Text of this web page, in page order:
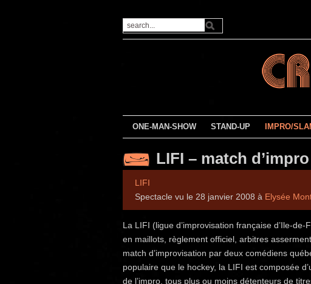
ONE-MAN-SHOW STAND-UP IMPRO/
LIFI – match d’impro
LIFI
Spectacle vu le 28 janvier 2008 à Elysée
La LIFI (ligue d’improvisation française d’Ile-
en maillots, règlement officiel, arbitres
match d’improvisation par deux comédiens
populaire que le hockey, la LIFI est composée
de l’impro, tous plus ou moins détenteurs de